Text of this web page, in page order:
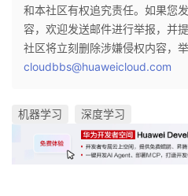
和本社区有权追究责任。如果您
容，欢迎发送邮件进行举报，并
社区将立刻删除涉嫌侵权内容，举
cloudbbs@huaweicloud.com
机器学习 深度学习